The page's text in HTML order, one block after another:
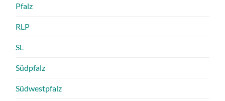
Pfalz
RLP
SL
Südpfalz
Südwestpfalz